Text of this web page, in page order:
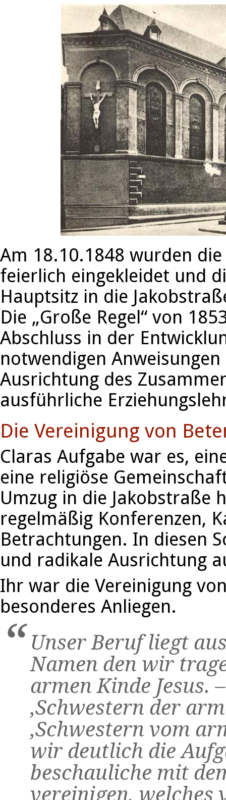
Am 18.10.1848 wurden
feierlich eingekleidet und
Hauptsitz in die
Die „Große Regel“ von
Abschluss in der
notwendigen
Ausrichtung des
ausführliche
Die Vereinigung von
Claras Aufgabe war es,
eine religiöse
Umzug in die Jakobstraße
regelmäßig Konferenzen,
Betrachtungen. In diesen
und radikale Ausrichtung
Ihr war die Vereinigung
besonderes Anliegen.
Unser Beruf liegt
Namen den wir
armen Kinde Jesus.
‚Schwestern der
‚Schwestern vom
wir deutlich die
beschauliche mit
vereinigen,